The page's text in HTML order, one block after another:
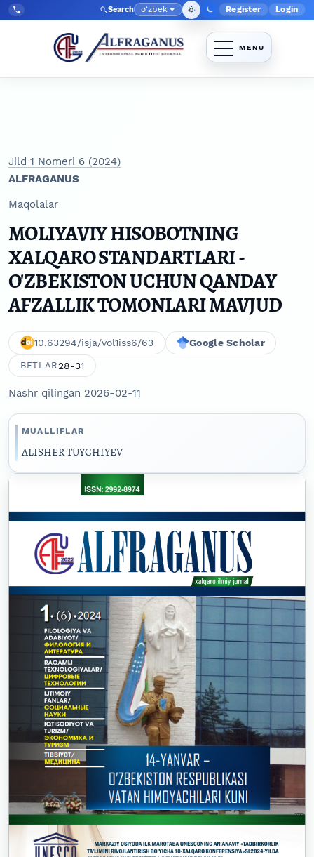
Skip to main navigation menu
Skip to main content
Skip to site footer
Tel:
+998903350930 Search Language
o‘zbek Admin
Register Login
Jild 1 Nomeri 6 (2024)
ALFRAGANUS
Maqolalar
MOLIYAVIY HISOBOTNING
XALQARO STANDARTLARI -
O'ZBEKISTON UCHUN QANDAY
AFZALLIK TOMONLARI MAVJUD
10.63294/isja/vol1iss6/63 Google Scholar
BETLAR28-31
Nashr qilingan 2026-02-11
MUALLIFLAR
ALISHER TUYCHIYEV